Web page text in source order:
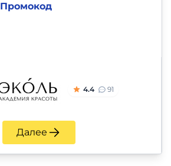
Промокод
4.4 91
Далее